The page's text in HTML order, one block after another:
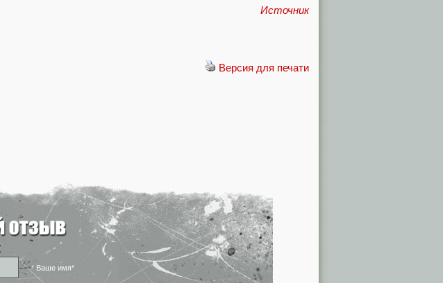
Источник
Версия для печати
* Ваше имя*